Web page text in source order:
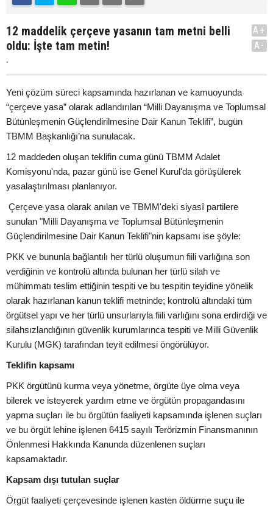
12 maddelik çerçeve yasanın tam metni belli
oldu: İşte tam metin!
.
A+
A-
Yeni çözüm süreci kapsamında hazırlanan ve kamuoyunda
“çerçeve yasa” olarak adlandırılan “Milli Dayanışma ve Toplumsal
Bütünleşmenin Güçlendirilmesine Dair Kanun Teklifi”, bugün
TBMM Başkanlığı’na sunulacak.
12 maddeden oluşan teklifin cuma günü TBMM Adalet
Komisyonu'nda, pazar günü ise Genel Kurul'da görüşülerek
yasalaştırılması planlanıyor.
Çerçeve yasa olarak anılan ve TBMM'deki siyasî partilere
sunulan "Milli Dayanışma ve Toplumsal Bütünleşmenin
Güçlendirilmesine Dair Kanun Teklifi"nin kapsamı ise şöyle:
PKK ve bununla bağlantılı her türlü oluşumun fiili varlığına son
verdiğinin ve kontrolü altında bulunan her türlü silah ve
mühimmatı teslim ettiğinin tespiti ve bu tespitin teyidine yönelik
olarak hazırlanan kanun teklifi metninde; kontrolü altındaki tüm
örgütsel yapı ve her türlü unsurlarıyla fiili varlığını sona erdirdiği ve
silahsızlandığının güvenlik kurumlarınca tespiti ve Milli Güvenlik
Kurulu (MGK) tarafından teyit edilmesi öngörülüyor.
Teklifin kapsamı
PKK örgütünü kurma veya yönetme, örgüte üye olma veya
bilerek ve isteyerek yardım etme ve örgütün propagandasını
yapma suçları ile bu örgütün faaliyeti kapsamında işlenen suçları
ve bu örgüt lehine işlenen 6415 sayılı Terörizmin Finansmanının
Önlenmesi Hakkında Kanunda düzenlenen suçları
kapsamaktadır.
Kapsam dışı tutulan suçlar
Örgüt faaliyeti çerçevesinde işlenen kasten öldürme suçu ile